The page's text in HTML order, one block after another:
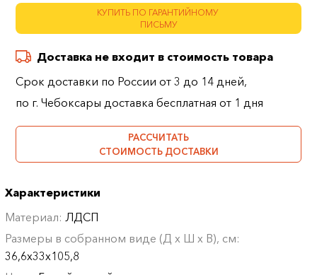
КУПИТЬ ПО ГАРАНТИЙНОМУ
ПИСЬМУ
Доставка не входит в стоимость товара
Срок доставки по России от 3 до 14 дней,
по г. Чебоксары доставка бесплатная от 1 дня
РАССЧИТАТЬ
СТОИМОСТЬ ДОСТАВКИ
Характеристики
Материал:ЛДСП
Размеры в собранном виде (Д х Ш х В), см:
36,6х33х105,8